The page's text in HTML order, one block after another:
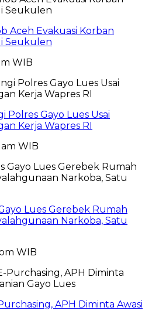
Aceh Evakuasi Korban
Seukulen
WIB
Polres Gayo Lues Usai
Kerja Wapres RI
WIB
Lues Gerebek Rumah
Narkoba, Satu
WIB
APH Diminta Awasi